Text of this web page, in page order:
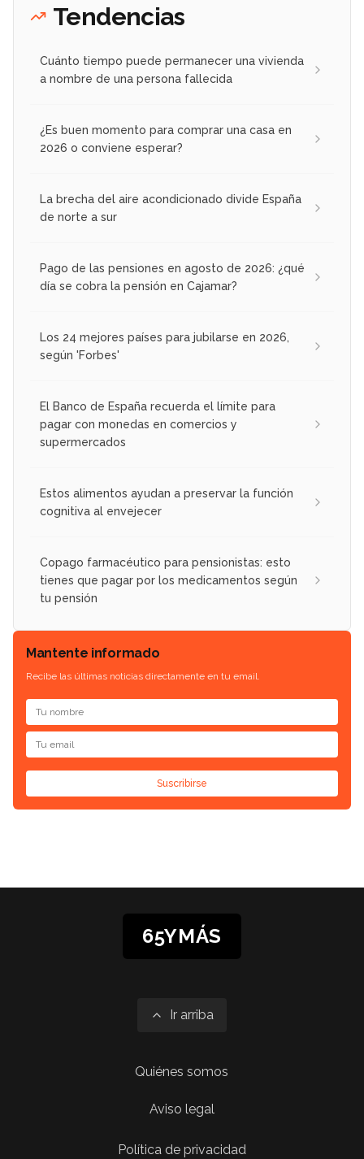
Tendencias
Cuánto tiempo puede permanecer una vivienda
a nombre de una persona fallecida
¿Es buen momento para comprar una casa en
2026 o conviene esperar?
La brecha del aire acondicionado divide España
de norte a sur
Pago de las pensiones en agosto de 2026: ¿qué
día se cobra la pensión en Cajamar?
Los 24 mejores países para jubilarse en 2026,
según 'Forbes'
El Banco de España recuerda el límite para
pagar con monedas en comercios y
supermercados
Estos alimentos ayudan a preservar la función
cognitiva al envejecer
Copago farmacéutico para pensionistas: esto
tienes que pagar por los medicamentos según
tu pensión
Mantente informado
Recibe las últimas noticias directamente en tu email.
Suscribirse
65YMÁS
Ir arriba
Quiénes somos
Aviso legal
Política de privacidad